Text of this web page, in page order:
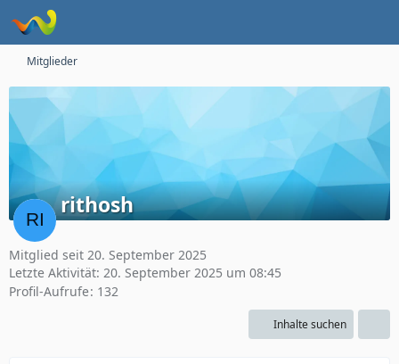
Mitglieder
rithosh
Mitglied seit 20. September 2025
Letzte Aktivität: 20. September 2025 um 08:45
Profil-Aufrufe 132
Inhalte suchen